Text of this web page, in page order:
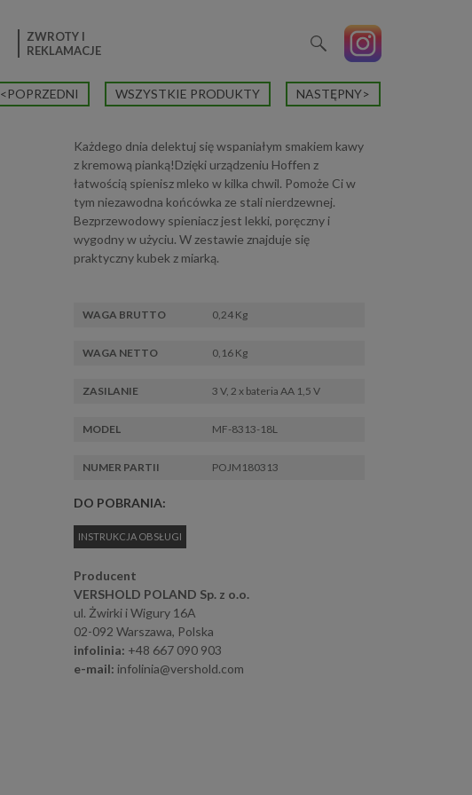
ZWROTY I
REKLAMACJE
<POPRZEDNI WSZYSTKIE PRODUKTY NASTĘPNY>
Każdego dnia delektuj się wspaniałym smakiem kawy
z kremową pianką!Dzięki urządzeniu Hoffen z
łatwością spienisz mleko w kilka chwil. Pomoże Ci w
tym niezawodna końcówka ze stali nierdzewnej.
Bezprzewodowy spieniacz jest lekki, poręczny i
wygodny w użyciu. W zestawie znajduje się
praktyczny kubek z miarką.
WAGA BRUTTO 0,24 Kg
WAGA NETTO 0,16 Kg
ZASILANIE 3 V, 2 x bateria AA 1,5 V
MODEL MF-8313-18L
NUMER PARTII POJM180313
DO POBRANIA:
INSTRUKCJA OBSŁUGI
Producent
VERSHOLD POLAND Sp. z o.o.
ul. Żwirki i Wigury 16A
02-092 Warszawa, Polska
infolinia: +48 667 090 903
e-mail: infolinia@vershold.com